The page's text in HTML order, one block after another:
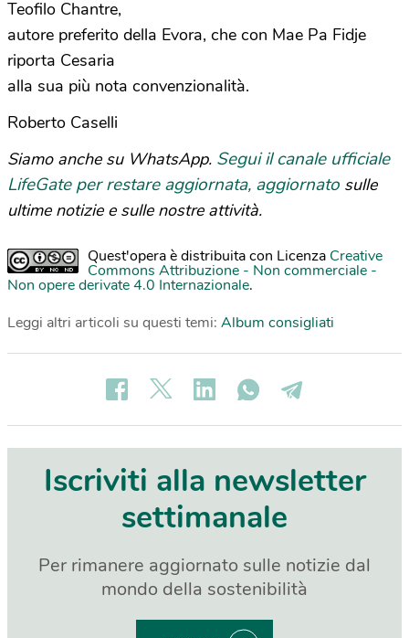
Teofilo Chantre,
autore preferito della Evora, che con Mae Pa Fidje
riporta Cesaria
alla sua più nota convenzionalità.
Roberto Caselli
Siamo anche su WhatsApp. Segui il canale ufficiale
LifeGate per restare aggiornata, aggiornato sulle
ultime notizie e sulle nostre attività.
Quest'opera è distribuita con Licenza Creative
Commons Attribuzione - Non commerciale -
Non opere derivate 4.0 Internazionale.
Leggi altri articoli su questi temi: Album consigliati
Iscriviti alla newsletter
settimanale
Per rimanere aggiornato sulle notizie dal
mondo della sostenibilità